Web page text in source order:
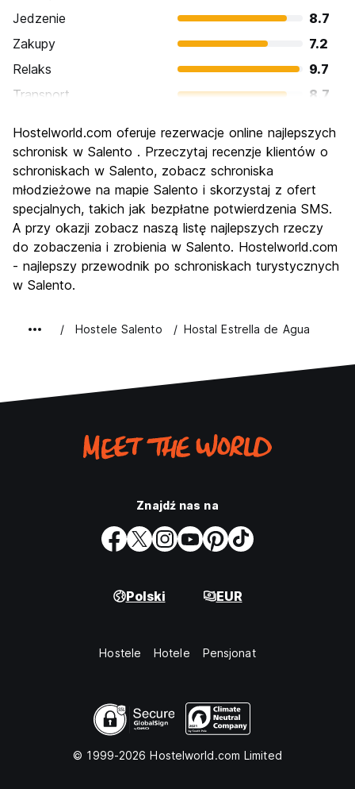
Jedzenie
8.7
Zakupy
7.2
Relaks
9.7
Transport
8.7
Kultura
8.4
Imprezy
Najlepsza wartość
9.2
Hostelworld.com oferuje rezerwacje online najlepszych
schronisk w Salento . Przeczytaj recenzje klientów o
schroniskach w Salento, zobacz schroniska
młodzieżowe na mapie Salento i skorzystaj z ofert
specjalnych, takich jak bezpłatne potwierdzenia SMS.
A przy okazji zobacz naszą listę najlepszych rzeczy
do zobaczenia i zrobienia w Salento. Hostelworld.com
- najlepszy przewodnik po schroniskach turystycznych
w Salento.
Hostele Salento Hostal Estrella de Agua
Znajdź nas na
Polski EUR
Hostele Hotele Pensjonat
© 1999-2026 Hostelworld.com Limited